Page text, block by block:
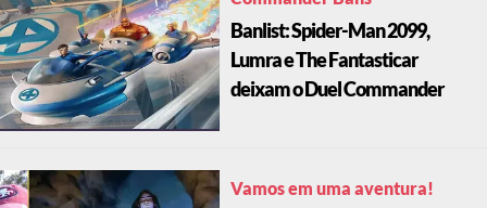
Banlist: Spider-Man 2099,
Lumra e The Fantasticar
deixam o Duel Commander
Vamos em uma aventura!